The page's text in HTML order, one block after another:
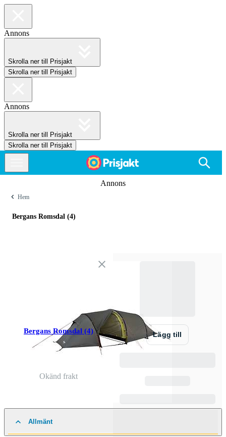
Annons
Skrolla ner till Prisjakt
Skrolla ner till Prisjakt
Annons
Skrolla ner till Prisjakt
Skrolla ner till Prisjakt
Annons
Hem
Bergans Romsdal (4)
Bergans Romsdal (4)
Okänd frakt
Lägg till
Allmänt